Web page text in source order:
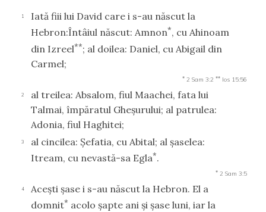
1
Iată fiii lui David care i s-au născut la
Hebron:Întâiul născut: Amnon*, cu Ahinoam
din Izreel**; al doilea: Daniel, cu Abigail din
Carmel;
* 2 Sam 3:2 ** Ios 15:56
2
al treilea: Absalom, fiul Maachei, fata lui
Talmai, împăratul Gheşurului; al patrulea:
Adonia, fiul Haghitei;
3
al cincilea: Şefatia, cu Abital; al şaselea:
Itream, cu nevastă-sa Egla*.
* 2 Sam 3:5
4
Aceşti şase i s-au născut la Hebron. El a
domnit* acolo şapte ani şi şase luni, iar la